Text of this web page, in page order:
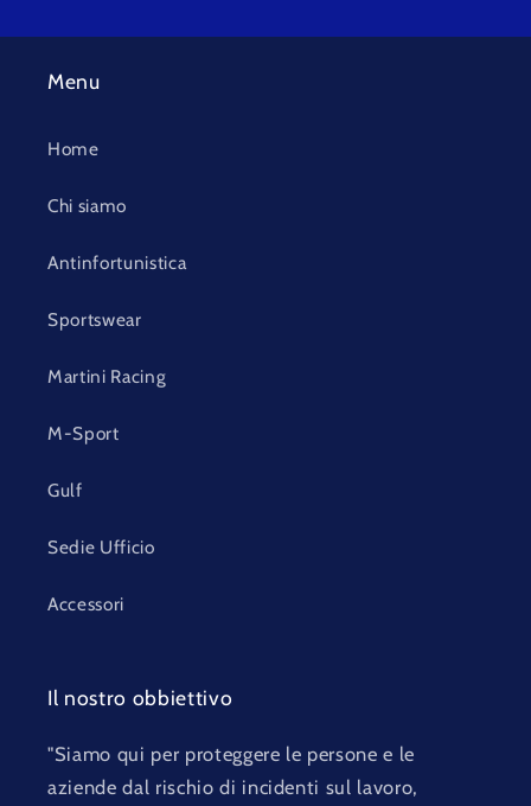
Menu
Home
Chi siamo
Antinfortunistica
Sportswear
Martini Racing
M-Sport
Gulf
Sedie Ufficio
Accessori
Il nostro obbiettivo
"Siamo qui per proteggere le persone e le
aziende dal rischio di incidenti sul lavoro,